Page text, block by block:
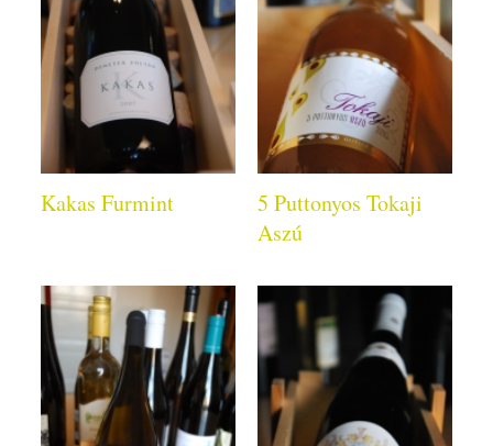
Kakas Furmint
5 Puttonyos Tokaji
Aszú